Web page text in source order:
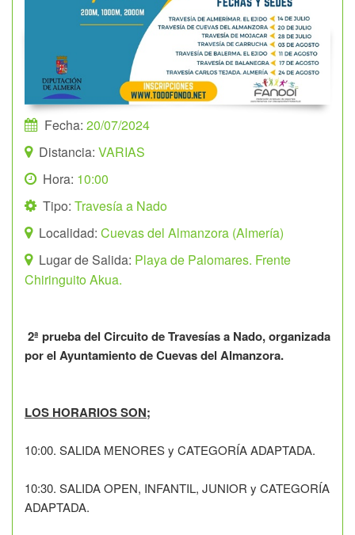
Fecha: 20/07/2024
Distancia: VARIAS
Hora: 10:00
Tipo: Travesía a Nado
Localidad: Cuevas del Almanzora (Almería)
Lugar de Salida: Playa de Palomares. Frente
Chiringuito Akua.
2ª prueba del Circuito de Travesías a Nado, organizada
por el Ayuntamiento de Cuevas del Almanzora.
LOS HORARIOS SON;
10:00. SALIDA MENORES y CATEGORÍA ADAPTADA.
10:30. SALIDA OPEN, INFANTIL, JUNIOR y CATEGORÍA
ADAPTADA.